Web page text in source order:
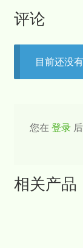
评论
目前还没
您在 登录后
相关产品